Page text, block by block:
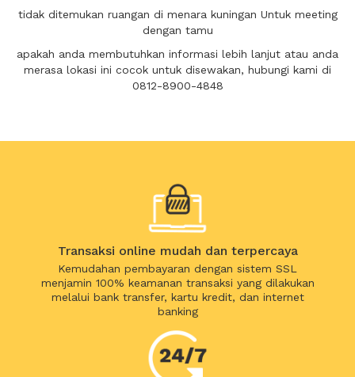
tidak ditemukan ruangan di menara kuningan Untuk meeting
dengan tamu
apakah anda membutuhkan informasi lebih lanjut atau anda
merasa lokasi ini cocok untuk disewakan, hubungi kami di
0812-8900-4848
Transaksi online mudah dan terpercaya
Kemudahan pembayaran dengan sistem SSL
menjamin 100% keamanan transaksi yang dilakukan
melalui bank transfer, kartu kredit, dan internet
banking